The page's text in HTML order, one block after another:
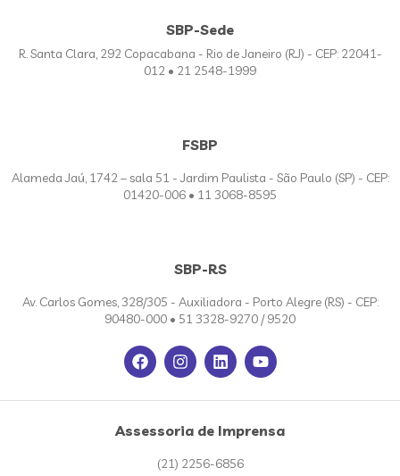
SBP-Sede
R. Santa Clara, 292 Copacabana - Rio de Janeiro (RJ) - CEP: 22041-
012 • 21 2548-1999
FSBP
Alameda Jaú, 1742 – sala 51 - Jardim Paulista - São Paulo (SP) - CEP:
01420-006 • 11 3068-8595
SBP-RS
Av. Carlos Gomes, 328/305 - Auxiliadora - Porto Alegre (RS) - CEP:
90480-000 • 51 3328-9270 / 9520
Assessoria de Imprensa
(21) 2256-6856